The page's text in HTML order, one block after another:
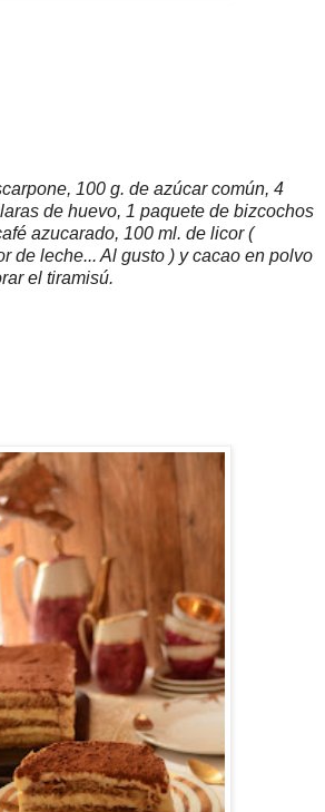
100 g. de azúcar común, 4
de huevo, 1 paquete de bizcochos
azucarado, 100 ml. de licor (
de leche... Al gusto ) y cacao en polvo
el tiramisú.